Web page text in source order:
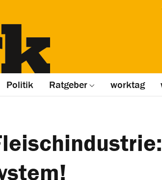
Politik Ratgeber worktag